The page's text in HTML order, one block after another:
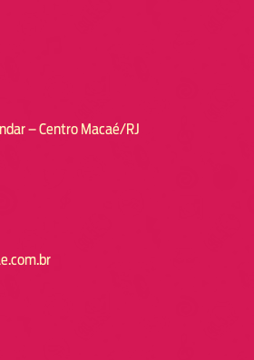
– Centro Macaé/RJ